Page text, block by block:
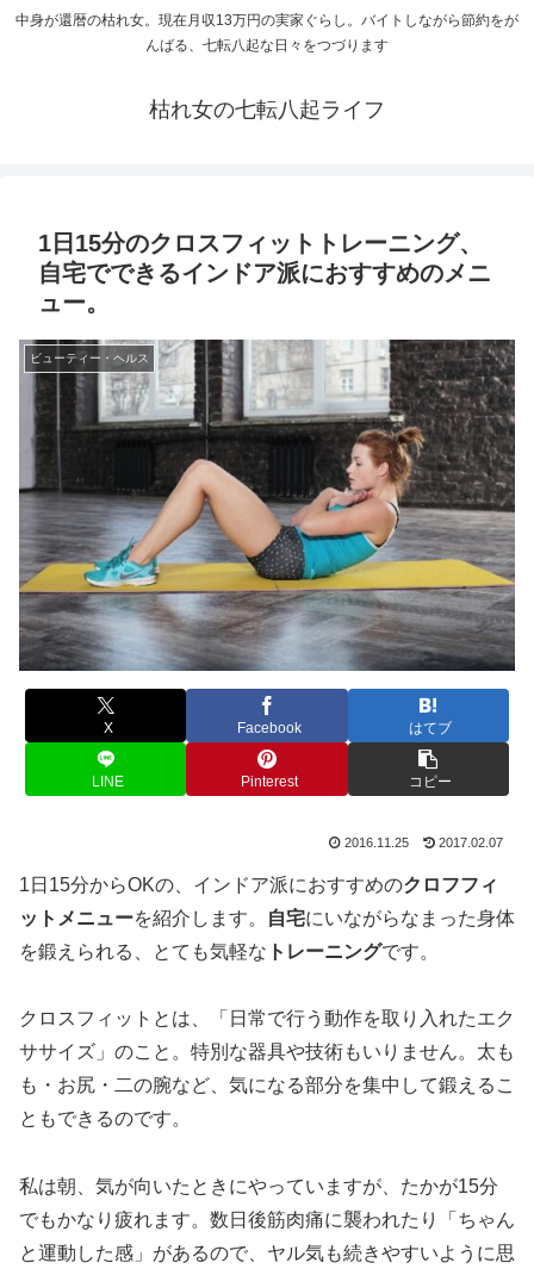
中身が還暦の枯れ女。現在月収13万円の実家ぐらし。バイトしながら節約をが
んばる、七転八起な日々をつづります
枯れ女の七転八起ライフ
1日15分のクロスフィットトレーニング、
自宅でできるインドア派におすすめのメニ
ュー。
ビューティー・ヘルス
X Facebook はてブ
LINE Pinterest コピー
2016.11.25 2017.02.07
1日15分からOKの、インドア派におすすめのクロフフィ
ットメニューを紹介します。 自宅にいながらなまった身体
を鍛えられる、とても気軽な トレーニングです。
クロスフィットとは、「日常で行う動作を取り入れたエク
ササイズ」のこと。特別な器具や技術もいりません。太も
も・お尻・二の腕など、気になる部分を集中して鍛えるこ
ともできるのです。
私は朝、気が向いたときにやっていますが、たかが15分
でもかなり疲れます。数日後筋肉痛に襲われたり「ちゃん
と運動した感」があるので、ヤル気も続きやすいように思